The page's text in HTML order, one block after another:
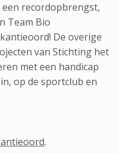
een recordopbrengst,
Team Bio
De overige
van Stichting het
met een handicap
op de sportclub en
.